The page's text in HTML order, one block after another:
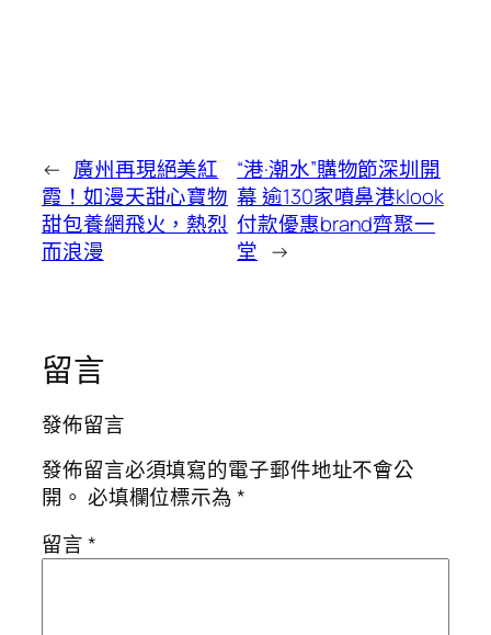
← 廣州再現絕美紅
霞！如漫天甜心寶物
甜包養網飛火，熱烈
而浪漫
“港·潮水”購物節深圳開
幕 逾130家噴鼻港klook
付款優惠brand齊聚一
堂 →
留言
發佈留言
發佈留言必須填寫的電子郵件地址不會公
開。 必填欄位標示為*
留言*